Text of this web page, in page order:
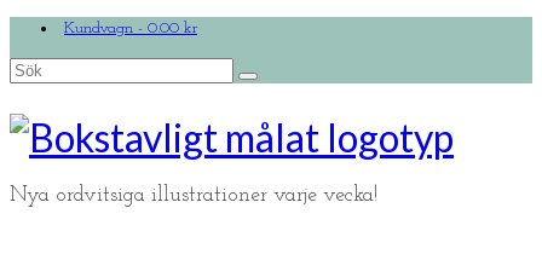
Kundvagn - 0.00 kr
Search
Nya ordvitsiga illustrationer varje vecka!